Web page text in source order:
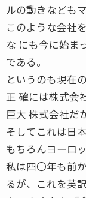
ルの動きなども
このような会社
な にも今に始ま
である。
というのも現在
正 確には株式会
巨大 株式会社だ
そしてこれは日
もちろんヨーロ
私は四〇年も前
るが、これを英